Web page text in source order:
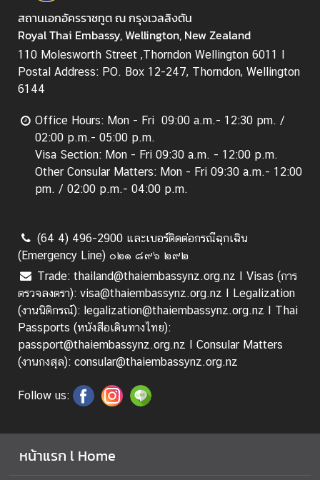
สถานเอกอัครราชทูต ณ กรุงเวลลิงตัน
Royal Thai Embassy, Wellington, New Zealand
110 Molesworth Street ,Thorndon Wellington 6011 I
Postal Address: PO. Box 12-247, Thorndon, Wellington
6144
Office Hours: Mon - Fri 09:00 a.m.- 12:30 pm. /
02:00 p.m.- 05:00 p.m.
Visa Section: Mon - Fri 09:30 a.m. - 12:00 p.m.
Other Consular Matters: Mon - Fri 09:30 a.m.- 12:00
pm. / 02:00 p.m.- 04:00 p.m.
(64 4) 496-2900 และเบอร์ติดต่อกรณีฉุกเฉิน
(Emergency Line) ๐๒๑ ๘๙๖ ๒๙๒
Trade: thailand@thaiembassynz.org.nz I Visas (การ
ตรวจลงตรา): visa@thaiembassynz.org.nz I Legalization
(งานนิติกรณ์): legalization@thaiembassynz.org.nz I Thai
Passports (หนังสือเดินทางไทย):
passport@thaiembassynz.org.nz I Consular Matters
(งานกงสุล): consular@thaiembassynz.org.nz
Follow us:
หน้าแรก l Home